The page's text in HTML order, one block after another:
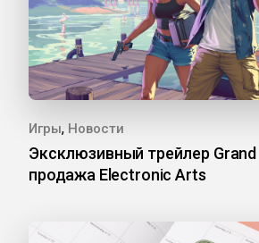
Игры, Новости
Эксклюзивный трейлер
продажа Electronic Arts